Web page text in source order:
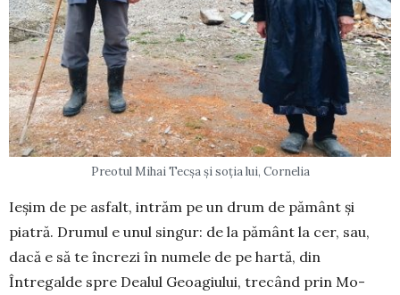
Preotul Mihai Tecșa și soția lui, Cornelia
Ieșim de pe asfalt, intrăm pe un drum de pământ și
piatră. Drumul e unul singur: de la pământ la cer, sau,
dacă e să te încrezi în numele de pe hartă, din
Întregalde spre Dealul Geoagiului, trecând prin Mo­